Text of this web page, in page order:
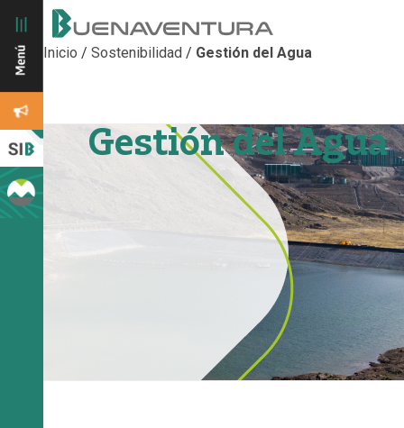
Inicio / Sostenibilidad / Gestión del Agua
Gestión del Agua